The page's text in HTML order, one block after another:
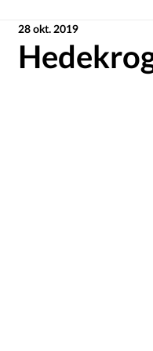
28 okt. 2019